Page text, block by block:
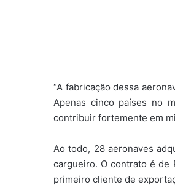
“A fabricação dessa
Apenas cinco países no
contribuir fortemente em
Ao todo, 28 aeronaves
cargueiro. O contrato é de
primeiro cliente de